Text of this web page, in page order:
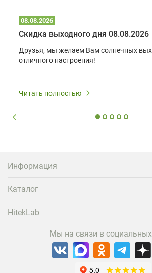
08.08.2026
Скидка выходного дня 08.08.2026
Друзья, мы желаем Вам солнечных
отличного настроения!
Читать полностью
Информация
Каталог
HitekLab
Мы на связи в социальных